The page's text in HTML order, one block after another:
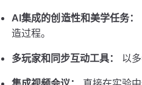
AI集成的创造性和美学任务：
造过程。
多玩家和同步互动工具： 以